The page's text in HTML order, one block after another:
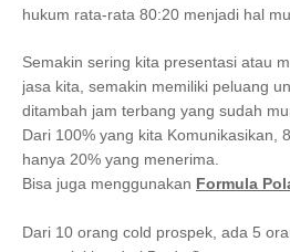
hukum rata-rata 80:20 menjadi hal
Semakin sering kita presentasi atau
jasa kita, semakin memiliki peluang
ditambah jam terbang yang sudah
Dari 100% yang kita Komunikasikan,
hanya 20% yang menerima.
Bisa juga menggunakan Formula
Dari 10 orang cold prospek, ada 5